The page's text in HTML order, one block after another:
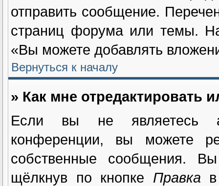
отправить сообщение.
страниц форума или темы.
«Вы можете добавлять
Вернуться к началу
» Как мне отредактировать
Если вы не являетесь
конференции, вы можете
собственные сообщения.
щёлкнув по кнопке Правка